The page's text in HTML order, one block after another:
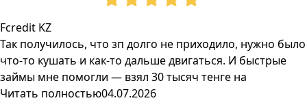
Fcredit KZ
Так получилось, что зп долго не приходило, нужно было
что-то кушать и как-то дальше двигаться. И быстрые
займы мне помогли — взял 30 тысяч тенге на
Читать полностью04.07.2026